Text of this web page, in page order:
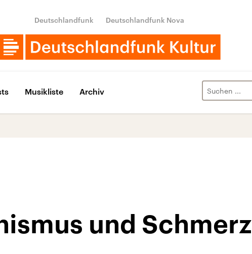
Deutschlandfunk Deutschlandfunk Nova
Musikliste Archiv
und Schmerz